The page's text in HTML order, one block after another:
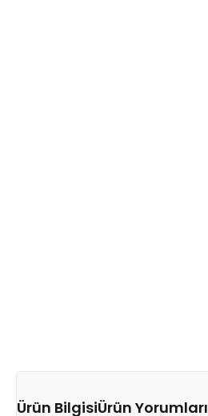
Ürün BilgisiÜrün Yorumları